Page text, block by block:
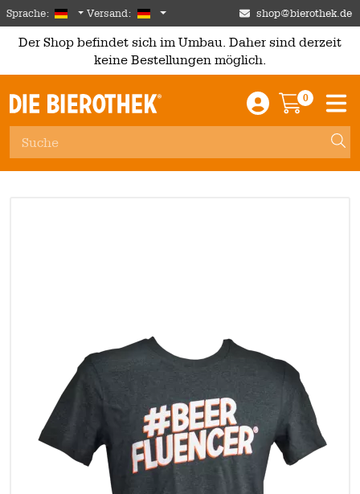
Skip to main content
Sprache: German
Versand: Deutschland shop@bierothek.de
Der Shop befindet sich im Umbau. Daher sind derzeit
keine Bestellungen möglich.
Einloggen /
0